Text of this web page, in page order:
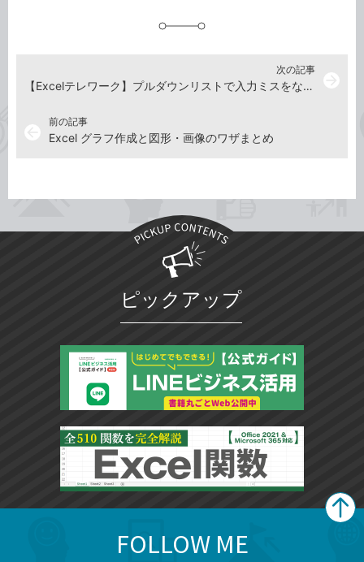
前の記事
Excel グラフ作成と図形・画像のワザまとめ
次の記事
【Excelテレワーク】プルダウンリストで入力ミスをなくす！ 説明不要のExcelテクニック①
ピックアップ
FOLLOW ME